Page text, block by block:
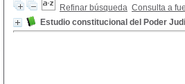
Refinar búsqueda Consulta a
Estudio constitucional del Poder